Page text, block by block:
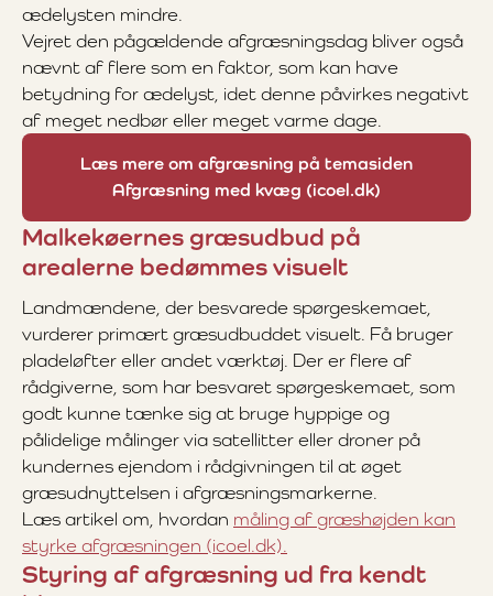
ædelysten mindre.
Vejret den pågældende afgræsningsdag bliver også
nævnt af flere som en faktor, som kan have
betydning for ædelyst, idet denne påvirkes negativt
af meget nedbør eller meget varme dage.
Læs mere om afgræsning på temasiden
Afgræsning med kvæg (icoel.dk)
Malkekøernes græsudbud på
arealerne bedømmes visuelt
Landmændene, der besvarede spørgeskemaet,
vurderer primært græsudbuddet visuelt. Få bruger
pladeløfter eller andet værktøj. Der er flere af
rådgiverne, som har besvaret spørgeskemaet, som
godt kunne tænke sig at bruge hyppige og
pålidelige målinger via satellitter eller droner på
kundernes ejendom i rådgivningen til at øget
græsudnyttelsen i afgræsningsmarkerne.
Læs artikel om, hvordan måling af græshøjden kan
styrke afgræsningen (icoel.dk).
Styring af afgræsning ud fra kendt